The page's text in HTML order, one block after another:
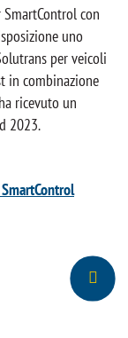
con
uno
per veicoli
in combinazione
ricevuto un
2023.